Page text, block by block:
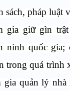
sách, pháp luật
gia giữ gìn
ninh quốc
trong quá trình
gia quản lý